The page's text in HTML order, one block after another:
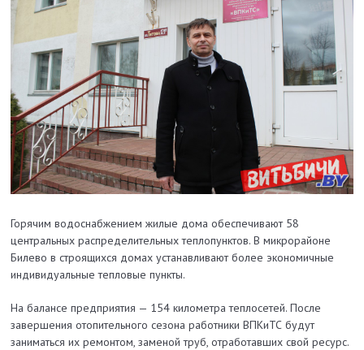
Горячим водоснабжением жилые дома обеспечивают 58
центральных распределительных теплопунктов. В мик­рорайоне
Билево в строящихся домах устанавливают более экономичные
индивидуальные тепловые пункты.
На балансе предприятия — 154 километра теплосетей. После
завершения отопительного сезона работники ­ВПКиТС будут
заниматься их ремонтом, заменой труб, отработавших свой ресурс.